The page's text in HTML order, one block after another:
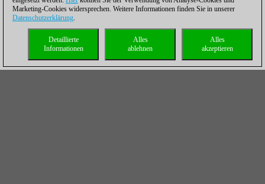
Marketing-Cookies widersprechen. Weitere Informationen finden Sie in unserer
Datenschutzerklärung.
Alles
akzeptieren
Alles
ablehnen
Detaillierte
Informationen